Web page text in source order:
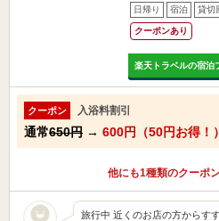
日帰り 宿泊 貸切
クーポンあり
楽天トラベルの宿泊
クーポン 入浴料割引
通常650円 → 600円（50円お得！）
他にも1種類のクーポ
旅行中 近くのお店の方からす